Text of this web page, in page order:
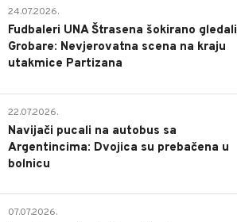
24.07.2026.
Fudbaleri UNA Štrasena šokirano gledali
Grobare: Nevjerovatna scena na kraju
utakmice Partizana
22.07.2026.
Navijači pucali na autobus sa
Argentincima: Dvojica su prebačena u
bolnicu
07.07.2026.